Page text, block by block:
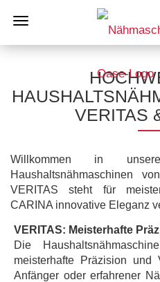
VERITAS
Willkommen in
Haushaltsnähmaschinen
VERITAS steht für
CARINA innovative Eleganz
VERITAS: Meisterhafte
Die
meisterhafte Präzision
Anfänger oder erfahrener